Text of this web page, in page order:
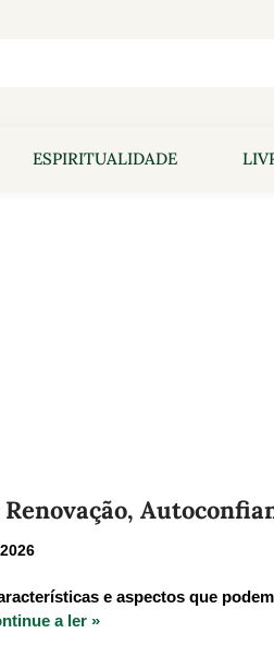
ESPIRITUALIDADE
e aspectos que
a ler »